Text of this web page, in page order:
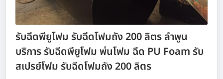
รับฉีดพียูโฟม รับฉีดโฟมถัง 200 ลิตร ลำพูน
บริการ รับฉีดพียูโฟม พ่นโฟม ฉีด PU Foam รับ
สเปรย์โฟม รับฉีดโฟมถัง 200 ลิตร